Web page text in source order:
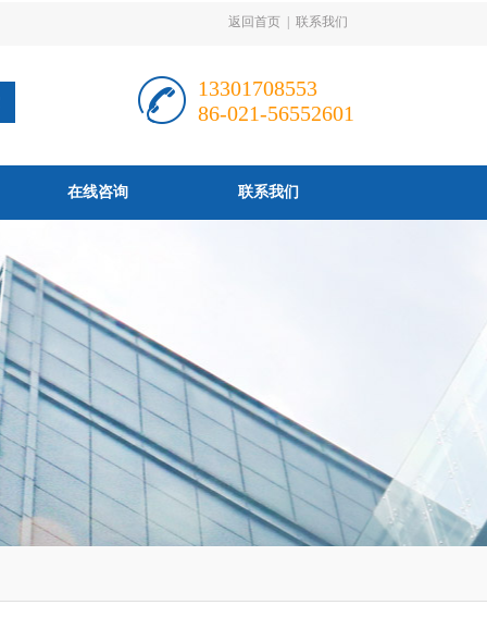
返回首页 联系我们
13301708553
86-021-56552601
在线咨询 联系我们